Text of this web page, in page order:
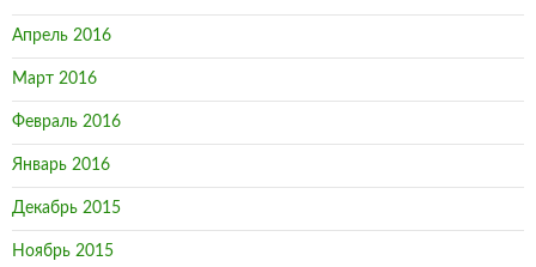
Апрель 2016
Март 2016
Февраль 2016
Январь 2016
Декабрь 2015
Ноябрь 2015